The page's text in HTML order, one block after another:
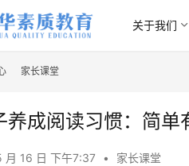
关于我们
家长课堂
养成阅读习惯：简单
月 16 日 下午7:37 • 家长课堂